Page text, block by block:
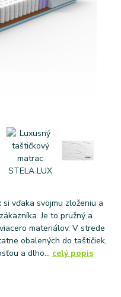
vďaka svojmu zloženiu a
Je to pružný a
materiálov. V strede
obalených do taštičiek,
a dlho... celý popis